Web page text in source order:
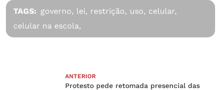
TAGS: governo, lei, restrição, uso, celular,
celular na escola,
ANTERIOR
Protesto pede retomada presencial das